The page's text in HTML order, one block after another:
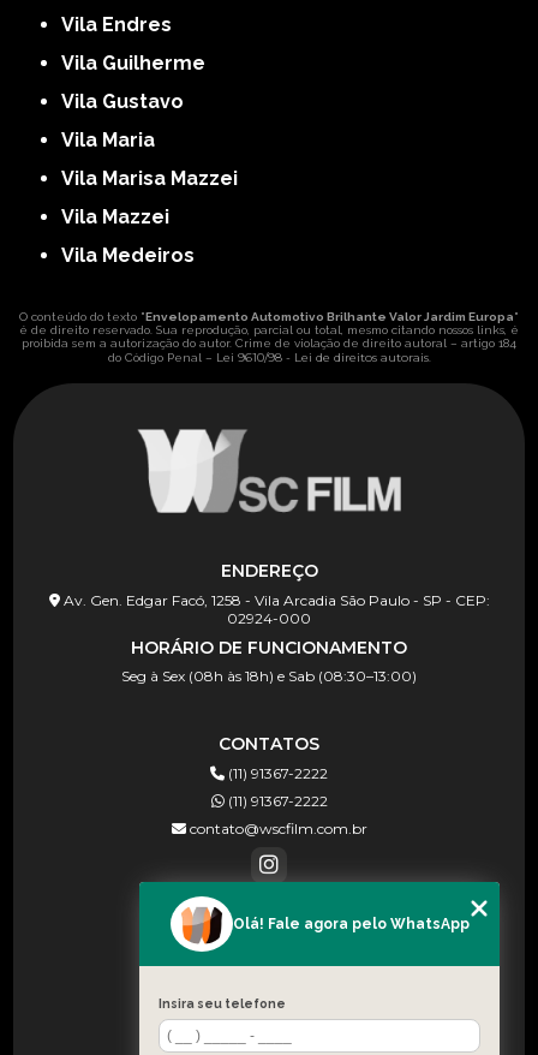
Vila Endres
Vila Guilherme
Vila Gustavo
Vila Maria
Vila Marisa Mazzei
Vila Mazzei
Vila Medeiros
O conteúdo do texto "Envelopamento Automotivo Brilhante Valor Jardim Europa"
é de direito reservado. Sua reprodução, parcial ou total, mesmo citando nossos links, é
proibida sem a autorização do autor. Crime de violação de direito autoral – artigo 184
do Código Penal – Lei 9610/98 - Lei de direitos autorais.
ENDEREÇO
Av. Gen. Edgar Facó, 1258 - Vila Arcadia São Paulo - SP - CEP:
02924-000
HORÁRIO DE FUNCIONAMENTO
Seg à Sex (08h às 18h) e Sab (08:30–13:00)
CONTATOS
(11) 91367-2222
(11) 91367-2222
contato@wscfilm.com.br
MENU
HOME
BLOG
Olá! Fale agora pelo WhatsApp
Insira seu telefone